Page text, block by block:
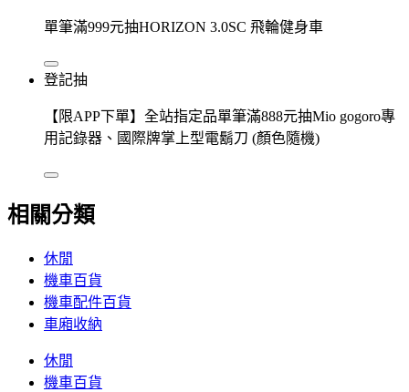
單筆滿999元抽HORIZON 3.0SC 飛輪健身車
登記抽
【限APP下單】全站指定品單筆滿888元抽Mio gogoro專
用記錄器、國際牌掌上型電鬍刀 (顏色隨機)
相關分類
休閒
機車百貨
機車配件百貨
車廂收納
休閒
機車百貨